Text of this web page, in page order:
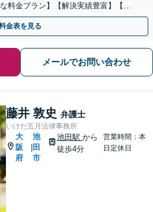
料金プラン】【解決実績豊富】【電
金表を見る
メールでお問い合わせ
藤井 敦史 弁護士
いけだ五月法律事務所
大
阪
府
池
田
市
池田駅から
徒歩4分
営業時間：本
日定休日